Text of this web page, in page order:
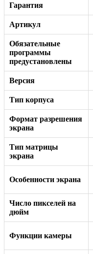
Гарантия
Артикул
Обязательные
программы
предустановлены
Версия
Тип корпуса
Формат разрешения
экрана
Тип матрицы
экрана
Особенности экрана
Число пикселей на
дюйм
Функции камеры